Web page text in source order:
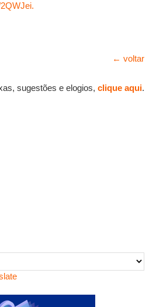
← voltar
sugestões e elogios, clique aqui.